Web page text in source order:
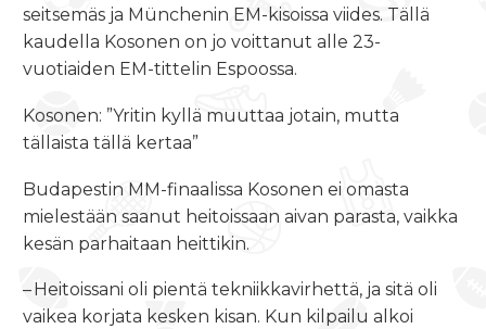
seitsemäs ja Münchenin EM-kisoissa viides. Tällä
kaudella Kosonen on jo voittanut alle 23-
vuotiaiden EM-tittelin Espoossa.
Kosonen: ”Yritin kyllä muuttaa jotain, mutta
tällaista tällä kertaa”
Budapestin MM-finaalissa Kosonen ei omasta
mielestään saanut heitoissaan aivan parasta, vaikka
kesän parhaitaan heittikin.
– Heitoissani oli pientä tekniikkavirhettä, ja sitä oli
vaikea korjata kesken kisan. Kun kilpailu alkoi